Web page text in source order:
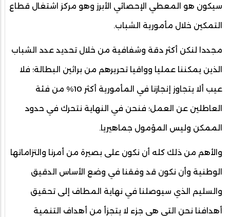
سيكون هو المعطي الإحصائي الأبرز وهو مركز اشتغال قطاع
التمكين خلال مأمورية الشباب.
مجددا لنكن أكثر دقة وشفافية من خلال تحديد عدد الشباب
الذين يمكننا عمليا وواقيا تحريرهم من براثين البطالة؛ فلا
عيب ألا يتجاوز إنجازنا في المأمورية أكثر 10% من فئة
العاطلين عن العمل؛ فنحن في النهاية نتحرك في حدود
الممكن وليس المؤمول جماهيريا.
والأهم من ذلك كله أن نكون على بصيرة من أمرنا والتزاماتها
الوطنية وأن نكون قد وفقنا في وضع الأساس الدقيق
والسليم الذي سيوصلنا في نهاية المطاف إلى تحقيق
أهدافنا نحن التي هي جزء لا يتجزأ من أهداف التنمية